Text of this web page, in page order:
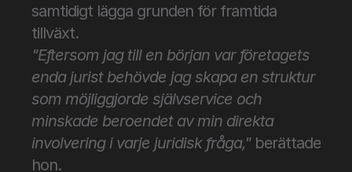
samtidigt lägga grunden för framtida
tillväxt.
"Eftersom jag till en början var företagets
enda jurist behövde jag skapa en struktur
som möjliggjorde självservice och
minskade beroendet av min direkta
involvering i varje juridisk fråga," berättade
hon.